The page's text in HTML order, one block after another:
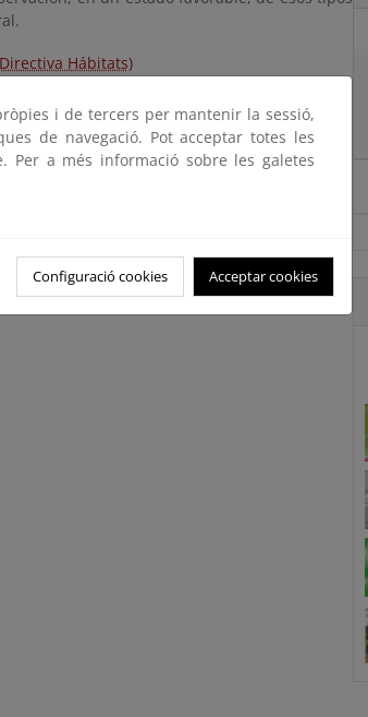
Hábitats)
i de tercers per mantenir la sessió,
de navegació. Pot acceptar totes les
a més informació sobre les galetes
Configuració cookies Acceptar cookies